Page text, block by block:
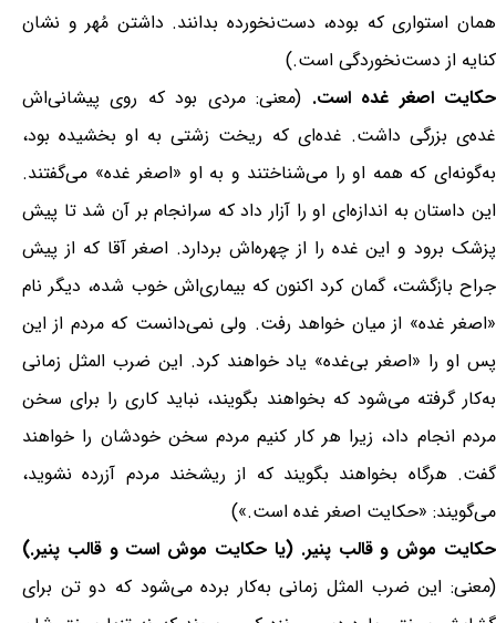
همان استواری که بوده، دست‌نخورده بدانند. داشتن مُهر و نشان
کنایه از دست‌نخوردگی است.)
حکایت اصغر غده است. (معنی: مردی بود که روی پیشانی‌اش
غده‌ی بزرگی داشت. غده‌ای که ریخت زشتی به او بخشیده بود،
به‌گونه‌ای که همه او را می‌شناختند و به او «اصغر غده» می‌گفتند.
این داستان به اندازه‌ای او را آزار داد که سرانجام بر آن شد تا پیش
پزشک برود و این غده را از چهره‌اش بردارد. اصغر آقا که از پیش
جراح بازگشت، گمان کرد اکنون که بیماری‌اش خوب شده، دیگر نام
«اصغر غده» از میان خواهد رفت. ولی نمی‌دانست که مردم از این
پس او را «اصغر بی‌غده» یاد خواهند کرد. این ضرب المثل زمانی
به‌کار گرفته می‌شود که بخواهند بگویند، نباید کاری را برای سخن
مردم انجام داد، زیرا هر کار کنیم مردم سخن خودشان را خواهند
گفت. هرگاه بخواهند بگویند که از ریشخند مردم آزرده نشوید،
می‌گویند: «حکایت اصغر غده است.»)
حکایت موش و قالب پنیر. (یا حکایت موش است و قالب پنیر.)
(معنی: این ضرب المثل زمانی به‌کار برده می‌شود که دو تن برای